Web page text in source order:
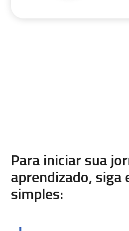
Para iniciar sua
aprendizado, siga
simples: